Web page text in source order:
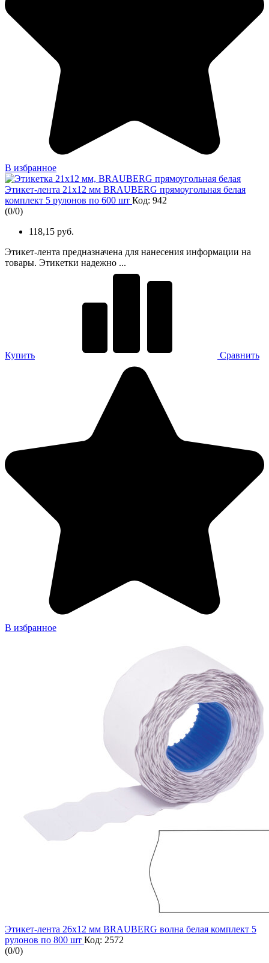
В избранное
Этикет-лента 21х12 мм BRAUBERG прямоугольная белая
комплект 5 рулонов по 600 шт Код: 942
(0/0)
118,15 руб.
Этикет-лента предназначена для нанесения информации на
товары. Этикетки надежно ...
Купить Сравнить
В избранное
Этикет-лента 26х12 мм BRAUBERG волна белая комплект 5
рулонов по 800 шт Код: 2572
(0/0)